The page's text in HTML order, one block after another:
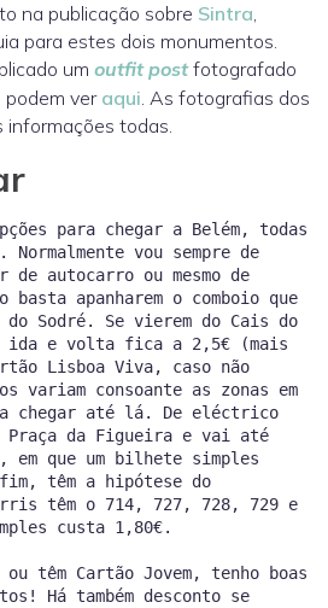
na publicação sobre Sintra,
para estes dois monumentos.
um outfit post fotografado
podem ver aqui. As fotografias dos
informações todas.
para chegar a Belém, todas
vou sempre de
de autocarro ou mesmo de
apanharem o comboio que
Sodré. Se vierem do Cais do
ida e volta fica a 2,5€ (mais
Lisboa Viva, caso não
variam consoante as zonas em
chegar até lá. De eléctrico
Praça da Figueira e vai até
que um bilhete simples
têm a hipótese do
têm o 714, 727, 728, 729 e
custa 1,80€.
ou têm Cartão Jovem, tenho boas
Há também desconto se